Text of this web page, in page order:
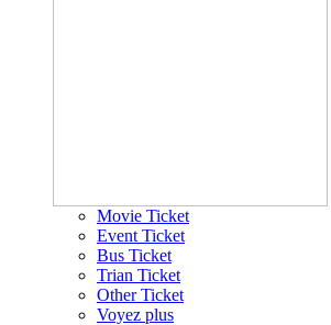
Movie Ticket
Event Ticket
Bus Ticket
Trian Ticket
Other Ticket
Voyez plus